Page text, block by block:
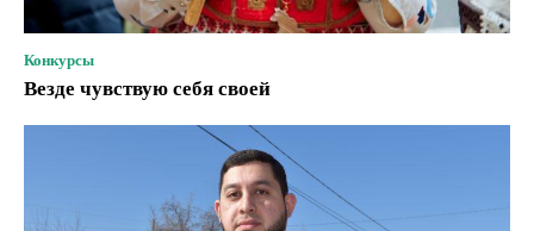
Конкурсы
Везде чувствую себя своей